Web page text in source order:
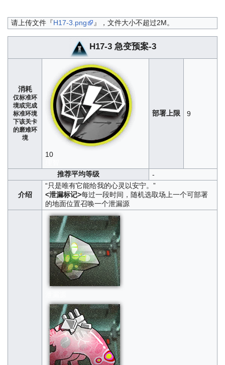
请上传文件『H17-3.png 』，文件大小不超过2M。
H17-3 急变预案-3
消耗
仅标准环
境或完成
标准环境
下该关卡
的磨难环
境
10
部署上限 9
推荐平均等级 -
介绍
“只是唯有它能给我的心灵以安宁。”
<泄漏标记>每过一段时间，随机选取场上一个可部署
的地面位置召唤一个泄漏源